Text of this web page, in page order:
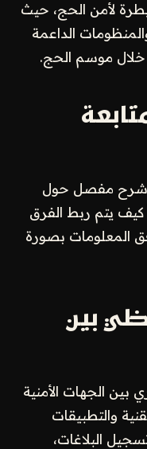
لأمن الحج، حيث
الداعمة
خلال موسم الحج.
شرح مفصل حول
كيف يتم ربط الفرق
المعلومات بصورة
بين
بين الجهات الأمنية
والتطبيقات
البلاغات،